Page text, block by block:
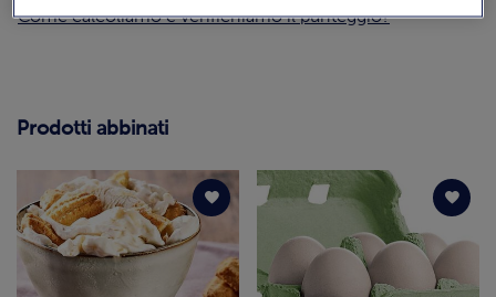
Come calcoliamo e verifichiamo il punteggio?
Prodotti abbinati